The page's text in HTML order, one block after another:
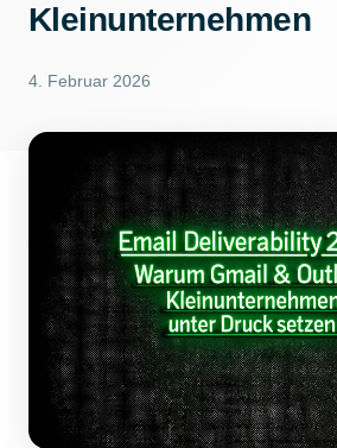
Kleinunternehmen
4. Februar 2026